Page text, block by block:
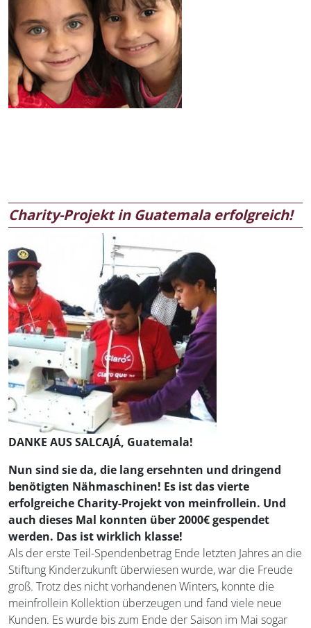
Charity-Projekt in Guatemala erfolgreich!
DANKE AUS SALCAJÁ, Guatemala!
Nun sind sie da, die lang ersehnten und dringend
benötigten Nähmaschinen! Es ist das vierte
erfolgreiche Charity-Projekt von meinfrollein. Und
auch dieses Mal konnten über 2000€ gespendet
werden. Das ist wirklich klasse!
Als der erste Teil-Spendenbetrag Ende letzten Jahres an die
Stiftung Kinderzukunft überwiesen wurde, war die Freude
groß. Trotz des nicht vorhandenen Winters, konnte die
meinfrollein Kollektion überzeugen und fand viele neue
Kunden. Es wurde bis zum Ende der Saison im Mai sogar